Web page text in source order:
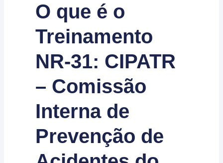
O que é o
Treinamento
NR-31: CIPATR
– Comissão
Interna de
Prevenção de